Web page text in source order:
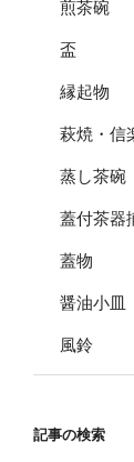
煎茶碗
盃
縁起物
萩焼・信
蒸し茶碗
蓋付茶器
蓋物
醤油小皿
風鈴
記事の検索